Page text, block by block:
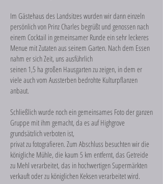
Im Gästehaus des Landsitzes wurden wir dann einzeln
persönlich von Prinz Charles begrüßt und genossen nach
einem Cocktail in gemeinsamer Runde ein sehr leckeres
Menue mit Zutaten aus seinem Garten. Nach dem Essen
nahm er sich Zeit, uns ausführlich
seinen 1,5 ha großen Hausgarten zu zeigen, in dem er
viele auch vom Aussterben bedrohte Kulturpflanzen
anbaut.
Schließlich wurde noch ein gemeinsames Foto der ganzen
Gruppe mit ihm gemacht, da es auf Highgrove
grundsätzlich verboten ist,
privat zu fotografieren. Zum Abschluss besuchten wir die
königliche Mühle, die kaum 5 km entfernt, das Getreide
zu Mehl verarbeitet, das in hochwertigen Supermärkten
verkauft oder zu königlichen Keksen verarbeitet wird.